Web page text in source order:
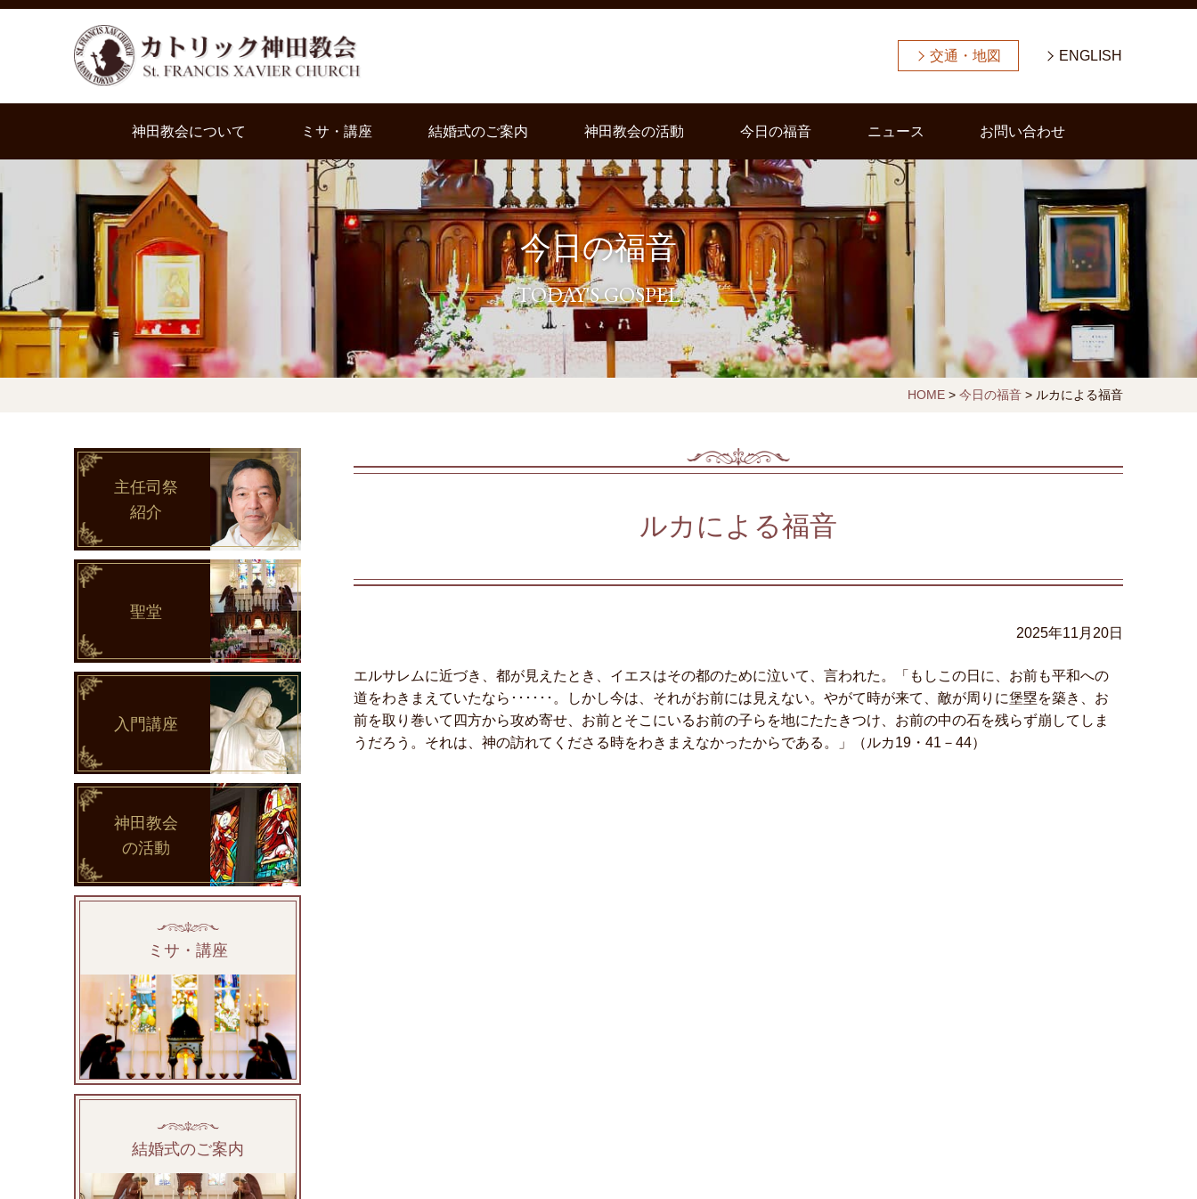
交通・地図 ENGLISH
神田教会について ミサ・講座 結婚式のご案内 神田教会の活動 今日の福音 ニュース お問い合わせ
今日の福音
TODAY'S GOSPEL
HOME> 今日の福音> ルカによる福音
ルカによる福音
2025年11月20日
エルサレムに近づき、都が見えたとき、イエスはその都のために泣いて、言われた。「もしこの日に、お前も平和への
道をわきまえていたなら･･････。しかし今は、それがお前には見えない。やがて時が来て、敵が周りに堡塁を築き、お
前を取り巻いて四方から攻め寄せ、お前とそこにいるお前の子らを地にたたきつけ、お前の中の石を残らず崩してしま
うだろう。それは、神の訪れてくださる時をわきまえなかったからである。」（ルカ19・41－44）
主任司祭
紹介
聖堂
入門講座
神田教会
の活動
ミサ・講座
結婚式のご案内